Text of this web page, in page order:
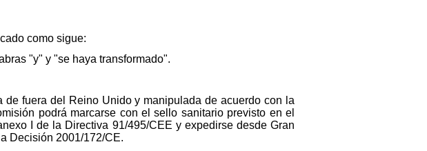
como sigue:
"y" y "se haya transformado".
fuera del Reino Unido y manipulada de acuerdo con la
podrá marcarse con el sello sanitario previsto en el
I de la Directiva 91/495/CEE y expedirse desde Gran
Decisión 2001/172/CE.